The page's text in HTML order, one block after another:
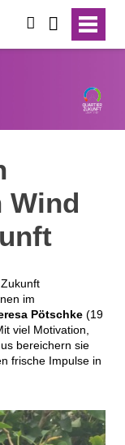
Wind
im
Pötschke (19
viel Motivation,
bereichern sie
frische Impulse in